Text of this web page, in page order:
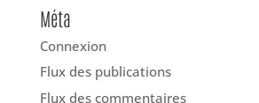
Méta
Connexion
Flux des publications
Flux des commentaires